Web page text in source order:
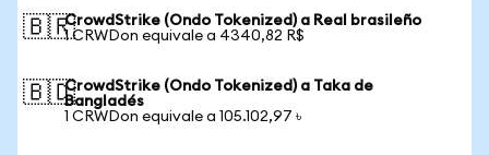
🇧🇷CrowdStrike (Ondo Tokenized) a Real brasileño
1 CRWDon equivale a 4340,82 R$
🇧🇩CrowdStrike (Ondo Tokenized) a Taka de
Bangladés
1 CRWDon equivale a 105.102,97 ৳